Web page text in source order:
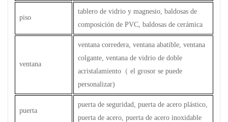
piso
tablero de vidrio y magnesio, baldosas de
composición de PVC, baldosas de cerámica
ventana
ventana corredera, ventana abatible, ventana
colgante, ventana de vidrio de doble
acristalamiento （ el grosor se puede
personalizar)
puerta
puerta de seguridad, puerta de acero plástico,
puerta de acero, puerta de acero inoxidable